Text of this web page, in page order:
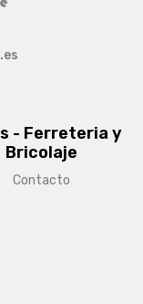
- Ferreteria y
Bricolaje
Contacto